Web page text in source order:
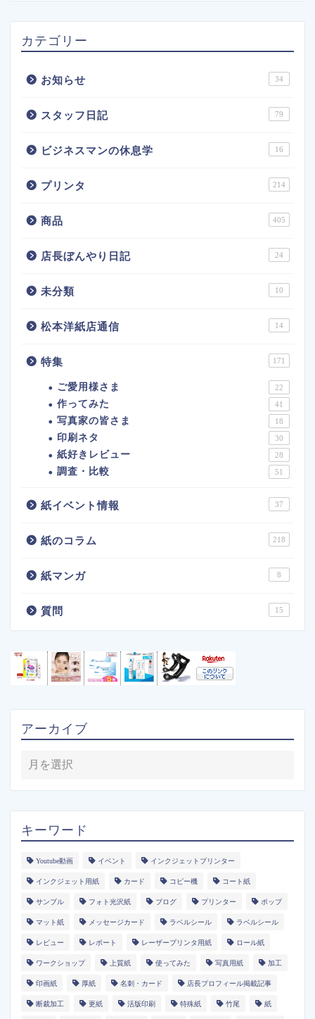
カテゴリー
お知らせ 34
スタッフ日記 79
ビジネスマンの休息学 16
プリンタ 214
商品 405
店長ぼんやり日記 24
未分類 10
松本洋紙店通信 14
特集 171
ご愛用様さま 22
作ってみた 41
写真家の皆さま 18
印刷ネタ 30
紙好きレビュー 28
調査・比較 51
紙イベント情報 37
紙のコラム 218
紙マンガ 8
質問 15
アーカイブ
キーワード
Youtube動画 イベント インクジェットプリンター
インクジェット用紙 カード コピー機 コート紙
サンプル フォト光沢紙 ブログ プリンター ポップ
マット紙 メッセージカード ラベルシール ラベルシール
レビュー レポート レーザープリンタ用紙 ロール紙
ワークショップ 上質紙 使ってみた 写真用紙 加工
印画紙 厚紙 名刺・カード 店長プロフィール掲載記事
断裁加工 更紙 活版印刷 特殊紙 竹尾 紙